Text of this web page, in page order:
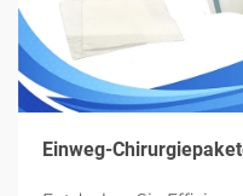
Einweg-